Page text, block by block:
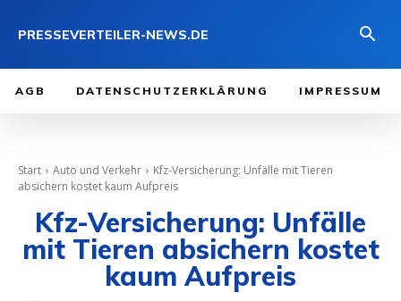
PRESSEVERTEILER-NEWS.DE
AGB DATENSCHUTZERKLÄRUNG IMPRESSUM
Start Auto und Verkehr
Kfz-Versicherung: Unfälle mit Tieren
absichern kostet kaum Aufpreis
Kfz-Versicherung: Unfälle
mit Tieren absichern kostet
kaum Aufpreis